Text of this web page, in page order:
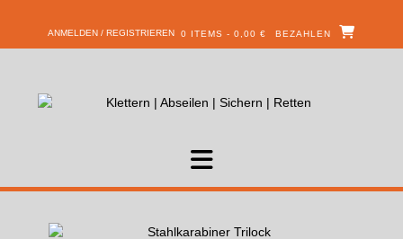
ANMELDEN / REGISTRIEREN 0 ITEMS - 0,00 € BEZAHLEN